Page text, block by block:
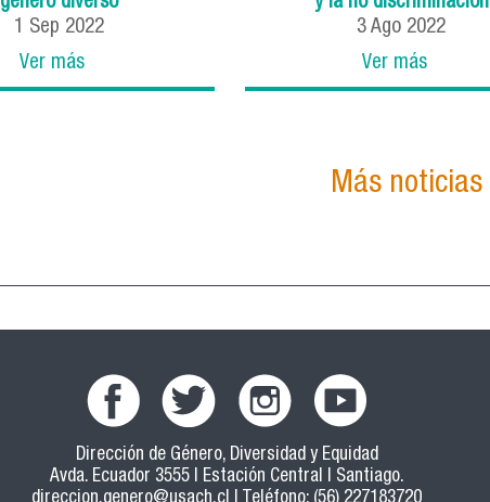
1 Sep 2022
Ver más
3Ago 2022
Ver más
Más noticias
Dirección de Género, Diversidad y Equidad
Avda. Ecuador 3555 | Estación Central | Santiago.